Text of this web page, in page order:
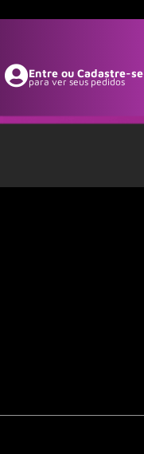
Entre ou Cadastre-se
para ver seus pedidos